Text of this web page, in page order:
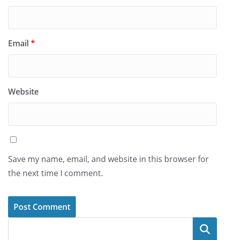
Email*
Website
Save my name, email, and website in this browser for
the next time I comment.
Search